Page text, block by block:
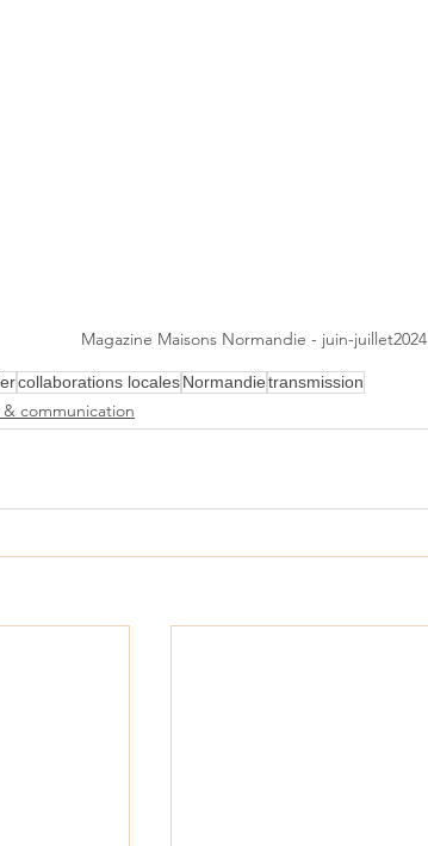
Magazine Maisons Normandie - juin-juillet2024
collaborations localesNormandietransmission
& communication